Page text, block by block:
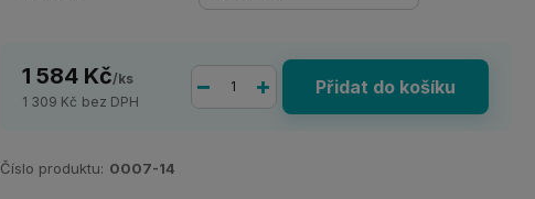
1 584 Kč/ks
1 309 Kč bez DPH
Přidat do košíku
Číslo produktu: 0007-14